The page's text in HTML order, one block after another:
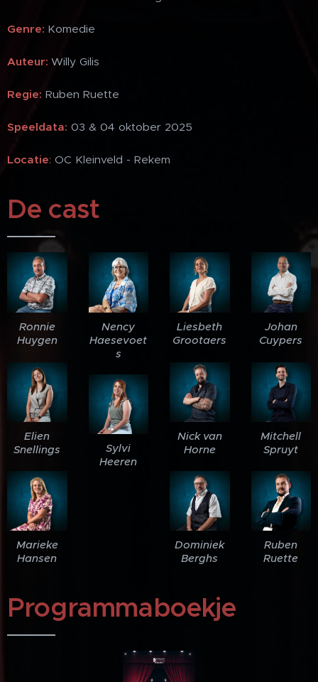
Genre: Komedie
Auteur: Willy Gilis
Regie: Ruben Ruette
Speeldata: 03 & 04 oktober 2025
Locatie: OC Kleinveld - Rekem
De cast
Ronnie
Huygen
Nency
Haesevoet
s
Liesbeth
Grootaers
Johan
Cuypers
Elien
Snellings
Nick van
Horne
Mitchell
Spruyt
Sylvi
Heeren
Marieke
Hansen
Dominiek
Berghs
Ruben
Ruette
Programmaboekje